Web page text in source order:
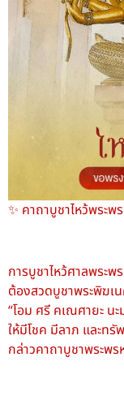
✨ คาถาบูชาไหว้พระ
การบูชาไหว้ศาลพระ
ต้องสวดบูชาพระพิฆเ
“โอม ศรี คเณศายะ น
ให้มีโชค มีลาภ และท
กล่าวคาถาบูชาพระพ